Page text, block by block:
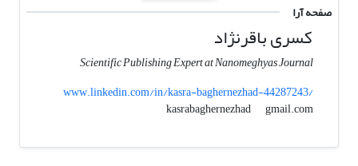
صفحه آرا
کسری باقرنژاد
Scientific Publishing Expert at Nanomeghyas Journal
www.linkedin.com/in/kasra-baghernezhad-44287243/
kasrabaghernezhad
gmail.com